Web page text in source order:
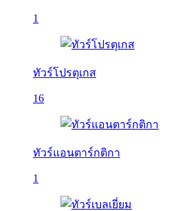
1
ทัวร์โปรตุเกส
16
ทัวร์แอนตาร์กติกา
1